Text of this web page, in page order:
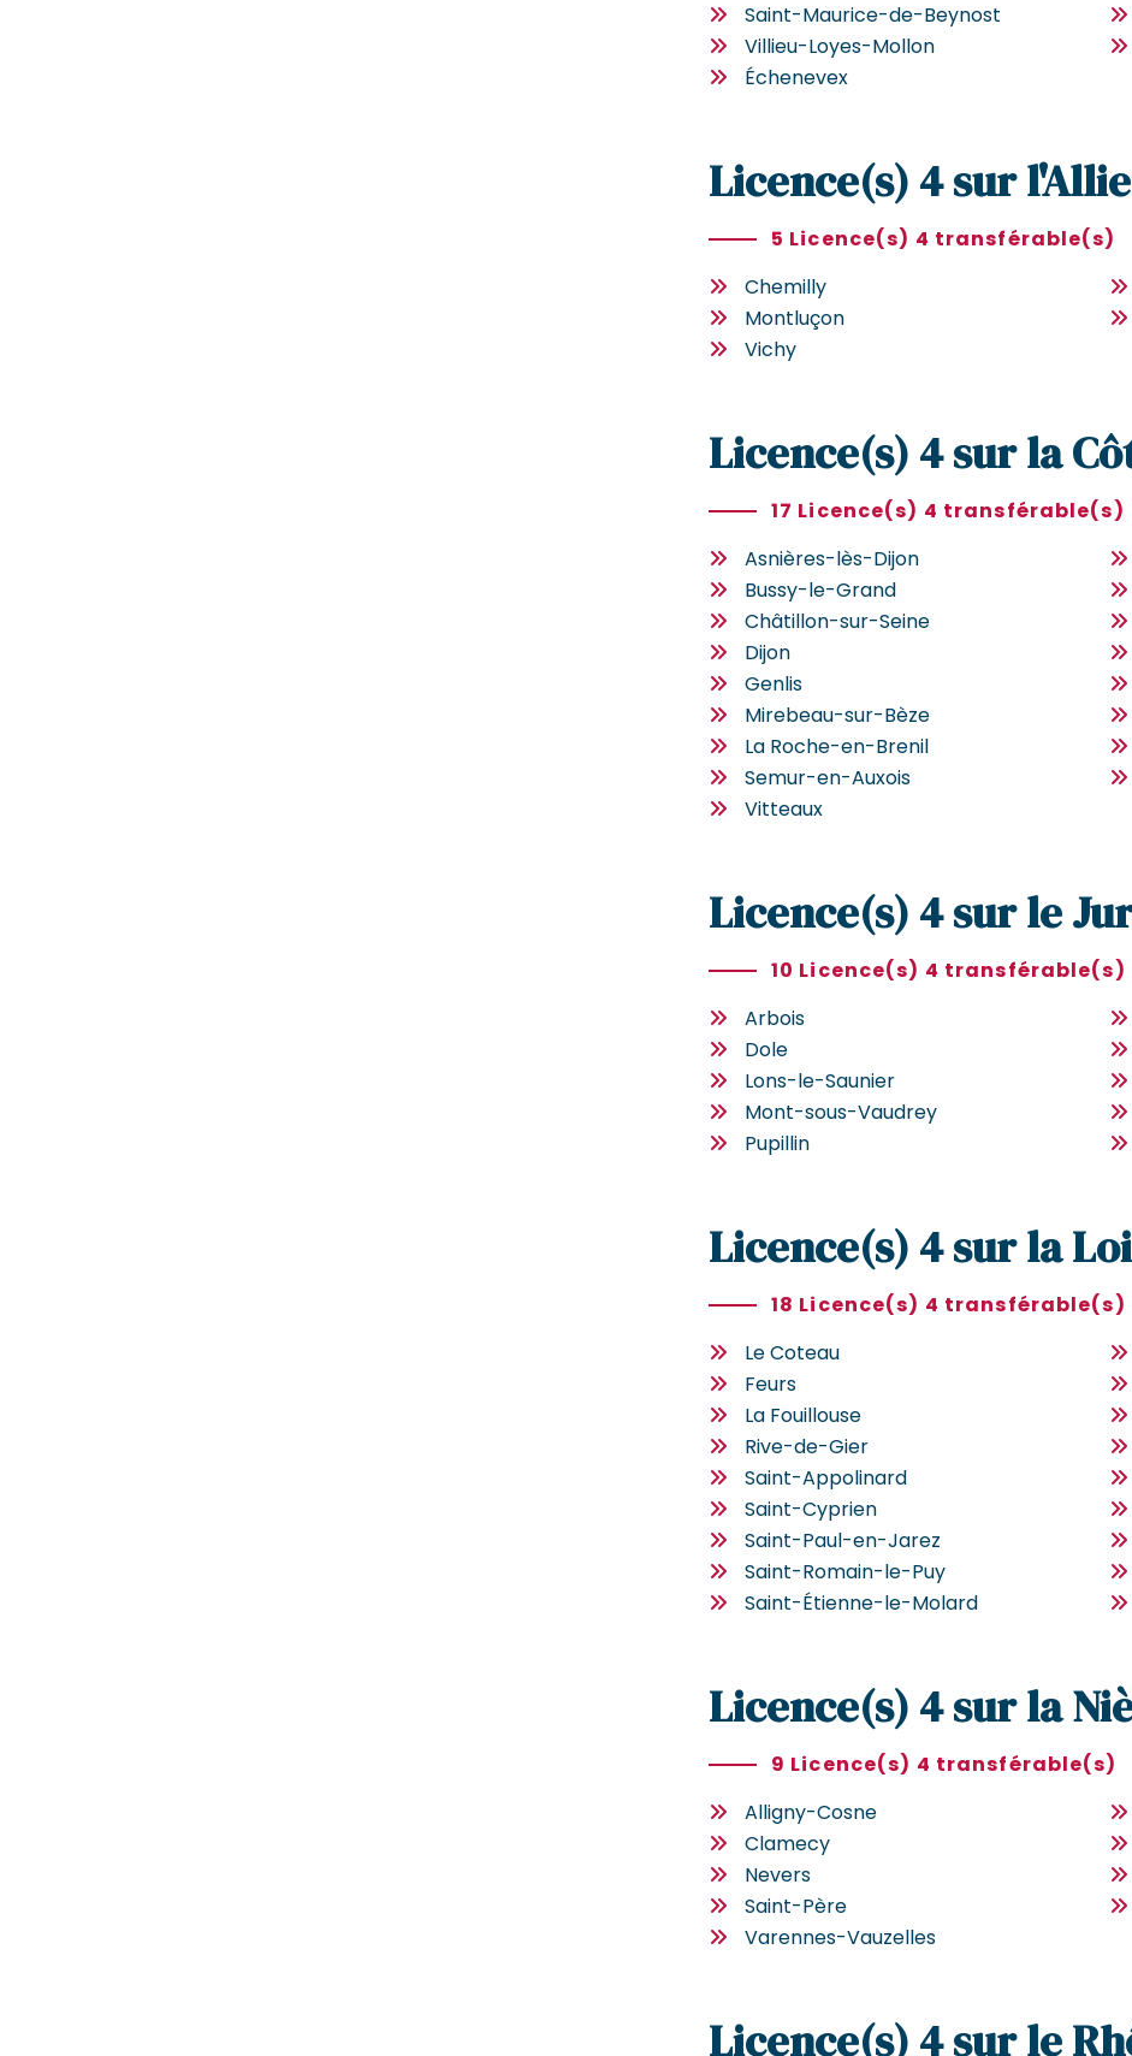
Saint-Maurice-de-Beynost
Villieu-Loyes-Mollon
Échenevex
Licence(s) 4 sur
5 Licence(s) 4 transférable(s)
Chemilly
Montluçon
Vichy
Licence(s) 4 sur la
17 Licence(s) 4 transférable(s)
Asnières-lès-Dijon
Bussy-le-Grand
Châtillon-sur-Seine
Dijon
Genlis
Mirebeau-sur-Bèze
La Roche-en-Brenil
Semur-en-Auxois
Vitteaux
Licence(s) 4 sur le
10 Licence(s) 4 transférable(s)
Arbois
Dole
Lons-le-Saunier
Mont-sous-Vaudrey
Pupillin
Licence(s) 4 sur la
18 Licence(s) 4 transférable(s)
Le Coteau
Feurs
La Fouillouse
Rive-de-Gier
Saint-Appolinard
Saint-Cyprien
Saint-Paul-en-Jarez
Saint-Romain-le-Puy
Saint-Étienne-le-Molard
Licence(s) 4 sur la
9 Licence(s) 4 transférable(s)
Alligny-Cosne
Clamecy
Nevers
Saint-Père
Varennes-Vauzelles
Licence(s) 4 sur le